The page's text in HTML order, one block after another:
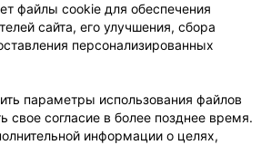
Вакансии
Партнеры
руководителю 103.by
персональных данных
файлы cookie для обеспечения
сайта, его улучшения, сбора
персонализированных
параметры использования файлов
свое согласие в более позднее время.
информации о целях,